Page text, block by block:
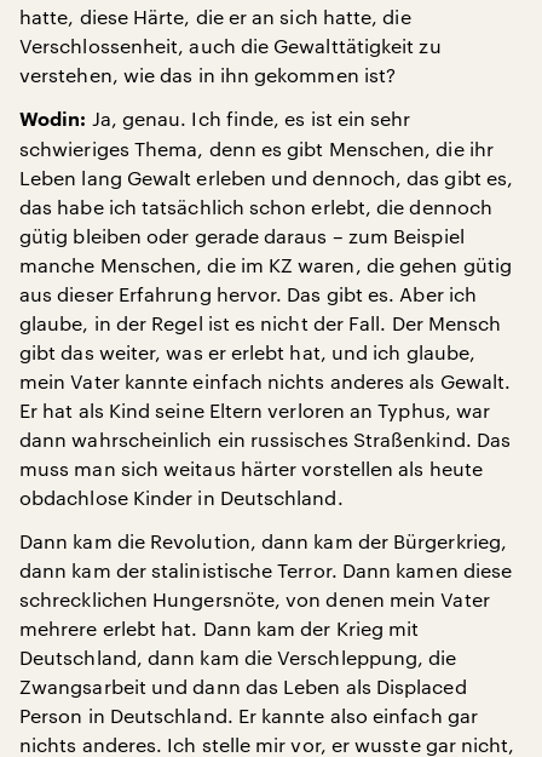
hatte, diese Härte, die er an sich hatte, die
Verschlossenheit, auch die Gewalttätigkeit zu
verstehen, wie das in ihn gekommen ist?
Wodin: Ja, genau. Ich finde, es ist ein sehr
schwieriges Thema, denn es gibt Menschen, die ihr
Leben lang Gewalt erleben und dennoch, das gibt es,
das habe ich tatsächlich schon erlebt, die dennoch
gütig bleiben oder gerade daraus – zum Beispiel
manche Menschen, die im KZ waren, die gehen gütig
aus dieser Erfahrung hervor. Das gibt es. Aber ich
glaube, in der Regel ist es nicht der Fall. Der Mensch
gibt das weiter, was er erlebt hat, und ich glaube,
mein Vater kannte einfach nichts anderes als Gewalt.
Er hat als Kind seine Eltern verloren an Typhus, war
dann wahrscheinlich ein russisches Straßenkind. Das
muss man sich weitaus härter vorstellen als heute
obdachlose Kinder in Deutschland.
Dann kam die Revolution, dann kam der Bürgerkrieg,
dann kam der stalinistische Terror. Dann kamen diese
schrecklichen Hungersnöte, von denen mein Vater
mehrere erlebt hat. Dann kam der Krieg mit
Deutschland, dann kam die Verschleppung, die
Zwangsarbeit und dann das Leben als Displaced
Person in Deutschland. Er kannte also einfach gar
nichts anderes. Ich stelle mir vor, er wusste gar nicht,